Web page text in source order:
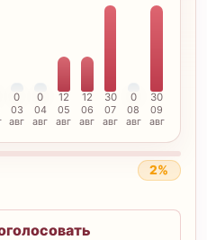
0
03
авг
0
04
авг
12
05
авг
12
06
авг
30
07
авг
0
08
авг
30
09
авг
2%